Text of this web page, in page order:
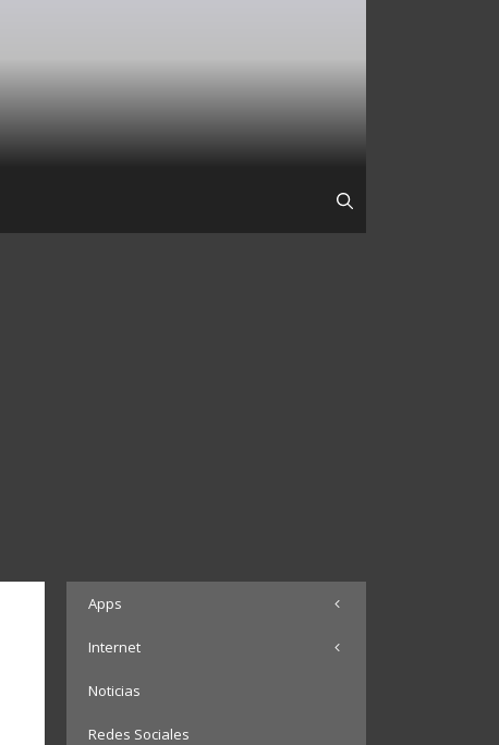
Apps
Internet
Noticias
Redes Sociales